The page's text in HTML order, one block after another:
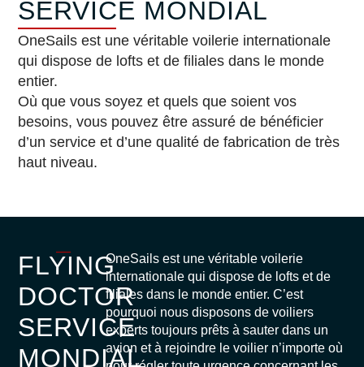
SERVICE MONDIAL
OneSails est une véritable voilerie internationale
qui dispose de lofts et de filiales dans le monde
entier.
Où que vous soyez et quels que soient vos
besoins, vous pouvez être assuré de bénéficier
d’un service et d’une qualité de fabrication de très
haut niveau.
FLYING
DOCTOR
SERVICE
MONDIAL
OneSails est une véritable voilerie
internationale qui dispose de lofts et de
filiales dans le monde entier. C’est
pourquoi nous disposons de voiliers
experts toujours prêts à sauter dans un
avion et à rejoindre le voilier n’importe où